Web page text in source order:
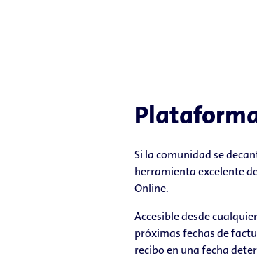
Si la comunidad se
herramienta excelente
Online.
Accesible desde
próximas fechas de
recibo en una fecha